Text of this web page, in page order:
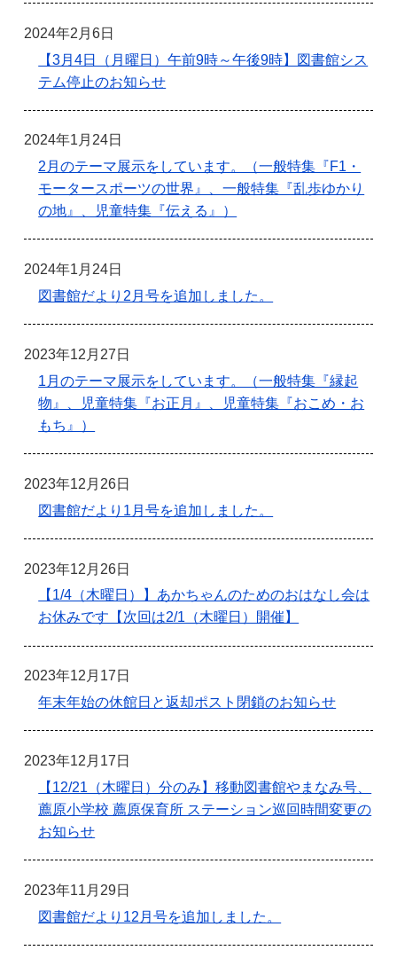
2024年2月6日
【3月4日（月曜日）午前9時～午後9時】図書館シス
テム停止のお知らせ
2024年1月24日
2月のテーマ展示をしています。（一般特集『F1・
モータースポーツの世界』、一般特集『乱歩ゆかり
の地』、児童特集『伝える』）
2024年1月24日
図書館だより2月号を追加しました。
2023年12月27日
1月のテーマ展示をしています。（一般特集『縁起
物』、児童特集『お正月』、児童特集『おこめ・お
もち』）
2023年12月26日
図書館だより1月号を追加しました。
2023年12月26日
【1/4（木曜日）】あかちゃんのためのおはなし会は
お休みです【次回は2/1（木曜日）開催】
2023年12月17日
年末年始の休館日と返却ポスト閉鎖のお知らせ
2023年12月17日
【12/21（木曜日）分のみ】移動図書館やまなみ号、
薦原小学校 薦原保育所 ステーション巡回時間変更の
お知らせ
2023年11月29日
図書館だより12月号を追加しました。